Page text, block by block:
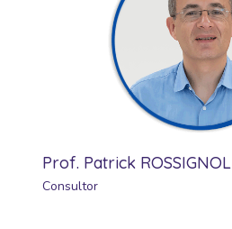
Prof. Patrick ROSSIGNOL
Consultor